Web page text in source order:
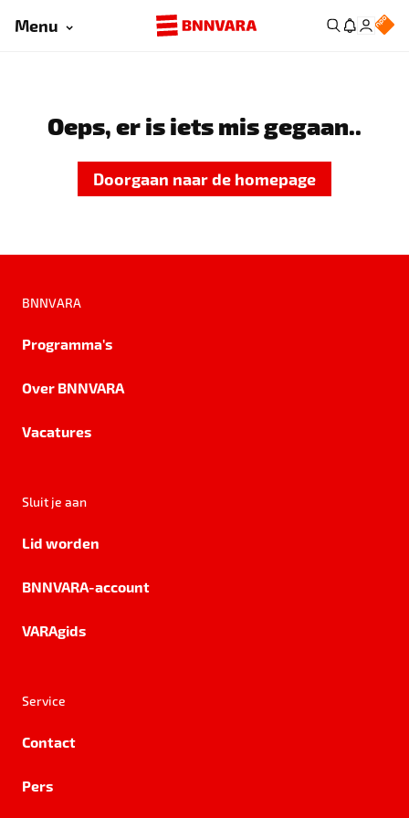
Menu
Oeps, er is iets mis gegaan..
Doorgaan naar de homepage
BNNVARA
Programma's
Over BNNVARA
Vacatures
Sluit je aan
Lid worden
BNNVARA-account
VARAgids
Service
Contact
Pers